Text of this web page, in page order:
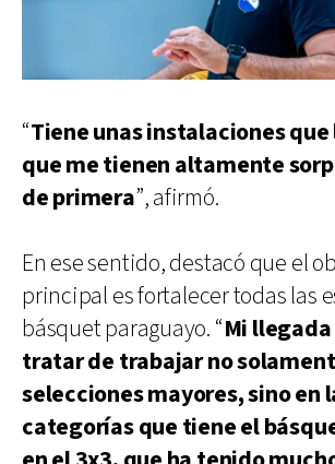
“Tiene unas instalaciones
que me tienen altamente
de primera”, afirmó.
En ese sentido, destacó que el
principal es fortalecer todas las
básquet paraguayo. “Mi llegada
tratar de trabajar no
selecciones mayores, sino en
categorías que tiene el